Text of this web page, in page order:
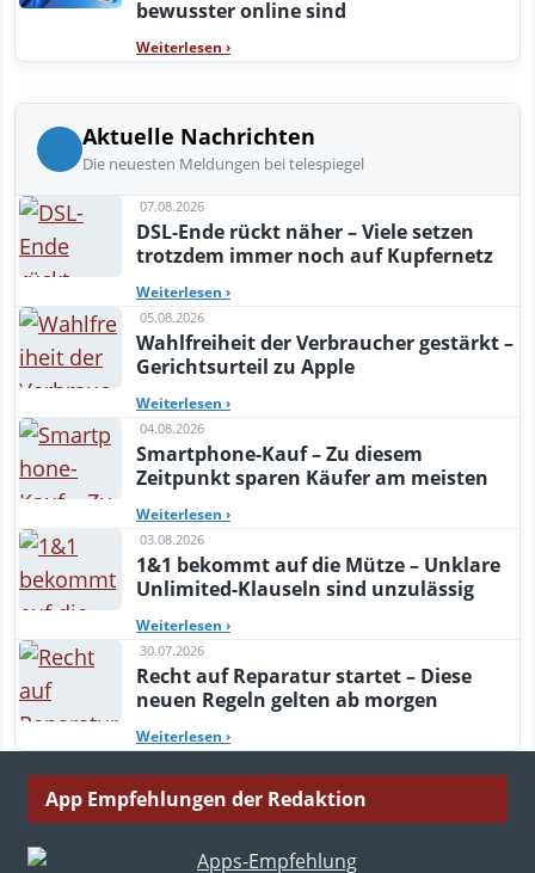
bewusster online sind
Weiterlesen ›
Aktuelle Nachrichten
Die neuesten Meldungen bei telespiegel
07.08.2026
DSL-Ende rückt näher – Viele setzen
trotzdem immer noch auf Kupfernetz
Weiterlesen ›
05.08.2026
Wahlfreiheit der Verbraucher gestärkt –
Gerichtsurteil zu Apple
Weiterlesen ›
04.08.2026
Smartphone-Kauf – Zu diesem
Zeitpunkt sparen Käufer am meisten
Weiterlesen ›
03.08.2026
1&1 bekommt auf die Mütze – Unklare
Unlimited-Klauseln sind unzulässig
Weiterlesen ›
30.07.2026
Recht auf Reparatur startet – Diese
neuen Regeln gelten ab morgen
Weiterlesen ›
App Empfehlungen der Redaktion